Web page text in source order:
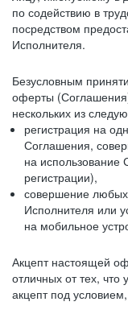
по содействию в
посредством
Исполнителя.
Безусловным
оферты
нескольких из
регистрация на
Соглашения,
на использование
регистрации),
совершение
Исполнителя или
на мобильное
Акцепт настоящей
отличных от тех,
акцепт под